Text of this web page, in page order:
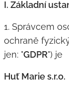
I. Základní
1. Správcem
ochraně
jen: "GDPR") je
Huť Marie s.r.o.